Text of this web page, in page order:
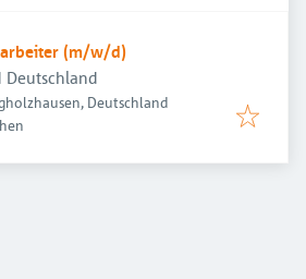
(m/w/d)
Deutschland
Deutschland